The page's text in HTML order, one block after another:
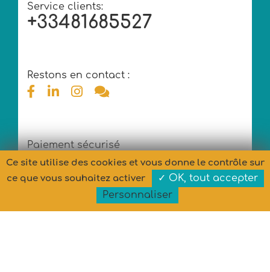
Service clients:
+33481685527
Restons en contact :
Paiement sécurisé
Ce site utilise des cookies et vous donne le contrôle sur
ce que vous souhaitez activer
✓ OK, tout accepter
Personnaliser